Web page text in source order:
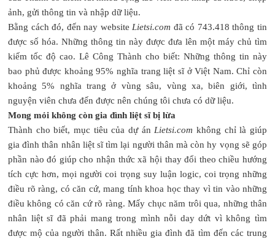
ảnh, gửi thông tin và nhập dữ liệu.
Bằng cách đó, đến nay websiteLietsi.com đã có 743.418 thông tin
được số hóa. Những thông tin này được đưa lên một máy chủ tìm
kiếm tốc độ cao. Lê Công Thành cho biết: Những thông tin này
bao phủ được khoảng 95% nghĩa trang liệt sĩ ở Việt Nam. Chỉ còn
khoảng 5% nghĩa trang ở vùng sâu, vùng xa, biên giới, tình
nguyện viên chưa đến được nên chúng tôi chưa có dữ liệu.
Mong mỏi không còn gia đình liệt sĩ bị lừa
Thành cho biết, mục tiêu của dự ánLietsi.com không chỉ là giúp
gia đình thân nhân liệt sĩ tìm lại người thân mà còn hy vọng sẽ góp
phần nào đó giúp cho nhận thức xã hội thay đổi theo chiều hướng
tích cực hơn, mọi người coi trọng suy luận logic, coi trọng những
điều rõ ràng, có căn cứ, mang tính khoa học thay vì tin vào những
điều không có căn cứ rõ ràng. Mấy chục năm trôi qua, những thân
nhân liệt sĩ đã phải mang trong mình nỗi day dứt vì không tìm
được mộ của người thân. Rất nhiều gia đình đã tìm đến các trung